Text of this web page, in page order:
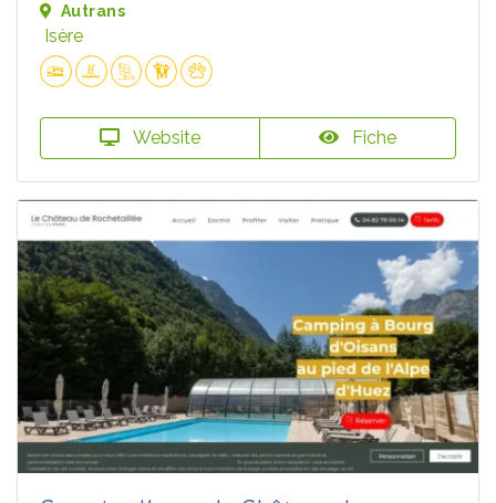
Autrans
Isère
Website Fiche